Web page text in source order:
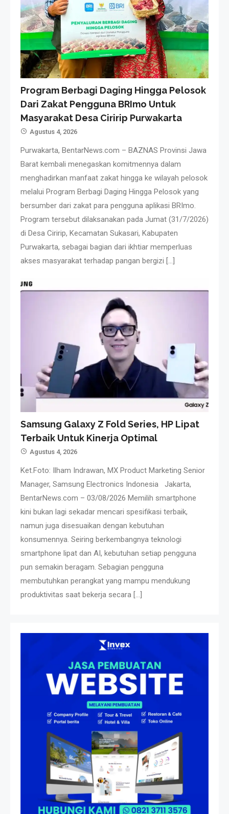
Program Berbagi Daging Hingga Pelosok
Dari Zakat Pengguna BRImo Untuk
Masyarakat Desa Ciririp Purwakarta
Agustus 4, 2026
Purwakarta, BentarNews.com – BAZNAS Provinsi Jawa
Barat kembali menegaskan komitmennya dalam
menghadirkan manfaat zakat hingga ke wilayah pelosok
melalui Program Berbagi Daging Hingga Pelosok yang
bersumber dari zakat para pengguna aplikasi BRImo.
Program tersebut dilaksanakan pada Jumat (31/7/2026)
di Desa Ciririp, Kecamatan Sukasari, Kabupaten
Purwakarta, sebagai bagian dari ikhtiar memperluas
akses masyarakat terhadap pangan bergizi […]
Samsung Galaxy Z Fold Series, HP Lipat
Terbaik Untuk Kinerja Optimal
Agustus 4, 2026
Ket.Foto: Ilham Indrawan, MX Product Marketing Senior
Manager, Samsung Electronics Indonesia Jakarta,
BentarNews.com – 03/08/2026 Memilih smartphone
kini bukan lagi sekadar mencari spesifikasi terbaik,
namun juga disesuaikan dengan kebutuhan
konsumennya. Seiring berkembangnya teknologi
smartphone lipat dan AI, kebutuhan setiap pengguna
pun semakin beragam. Sebagian pengguna
membutuhkan perangkat yang mampu mendukung
produktivitas saat bekerja secara […]